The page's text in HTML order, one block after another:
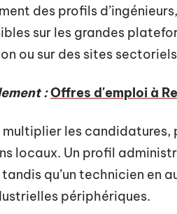
des profils
sur les grandes
ou sur des sites
:Offres d'emploi à
multiplier les
locaux. Un profil
qu’un technicien en
périphériques.